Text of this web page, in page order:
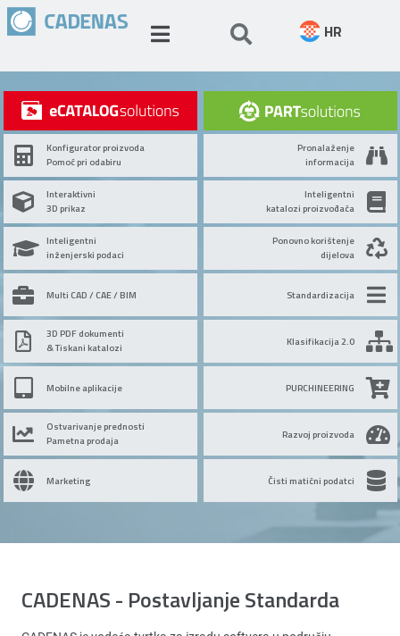
HR
Konfigurator proizvoda
Pomoć pri odabiru
Interaktivni
3D prikaz
Inteligentni
inženjerski podaci
Multi CAD / CAE / BIM
3D PDF dokumenti
& Tiskani katalozi
Mobilne aplikacije
Ostvarivanje prednosti
Pametna prodaja
Marketing
Pronalaženje
informacija
Inteligentni
katalozi proizvođača
Ponovno korištenje
dijelova
Standardizacija
Klasifikacija 2.0
PURCHINEERING
Razvoj proizvoda
Čisti matični podatci
CADENAS - Postavljanje Standarda